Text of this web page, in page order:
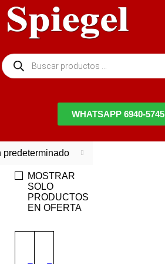
WHATSAPP 6940-5745
predeterminado
MOSTRAR
SOLO
PRODUCTOS
EN OFERTA